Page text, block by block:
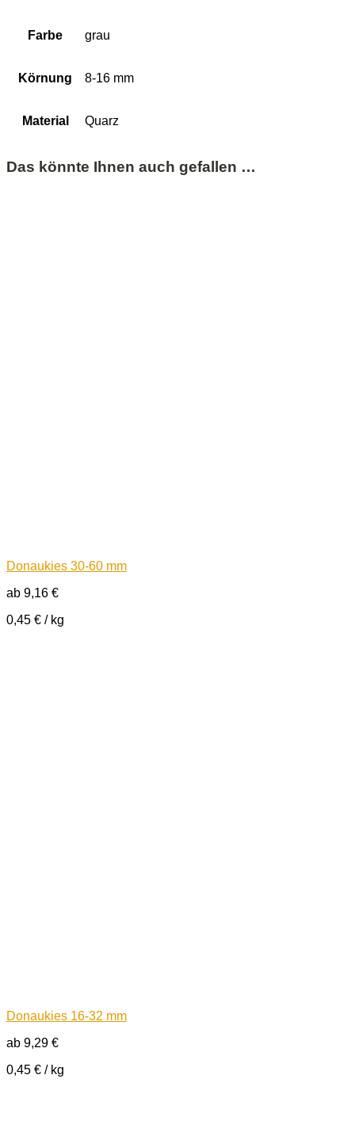
Farbe grau
Körnung 8-16 mm
Material Quarz
Das könnte Ihnen auch gefallen …
Donaukies 30-60 mm
ab 9,16 €
0,45 € / kg
Donaukies 16-32 mm
ab 9,29 €
0,45 € / kg